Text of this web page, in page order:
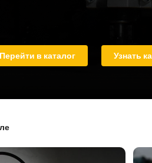
Перейти в каталог Узнать